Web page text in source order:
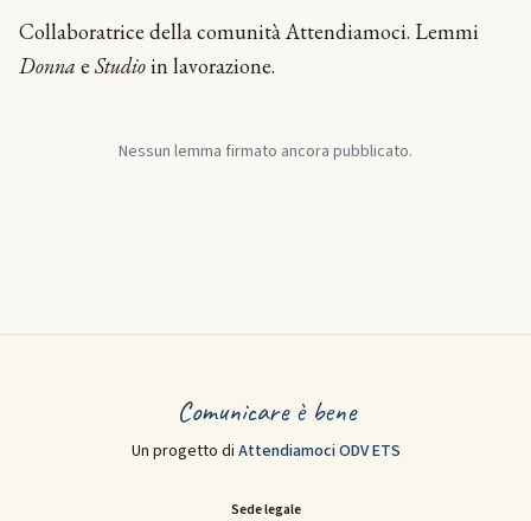
Collaboratrice della comunità Attendiamoci. Lemmi
Donna eStudioin lavorazione.
Nessun lemma firmato ancora pubblicato.
Comunicare è bene
Un progetto di Attendiamoci ODV ETS
Sede legale